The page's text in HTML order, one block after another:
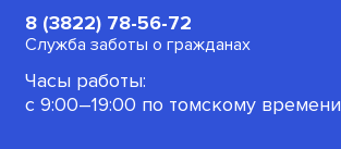
8 (3822) 78-56-72
Служба заботы о гражданах
Часы работы:
с 9:00–19:00 по томскому времени
Для военнослужащих
Офлайн-программы